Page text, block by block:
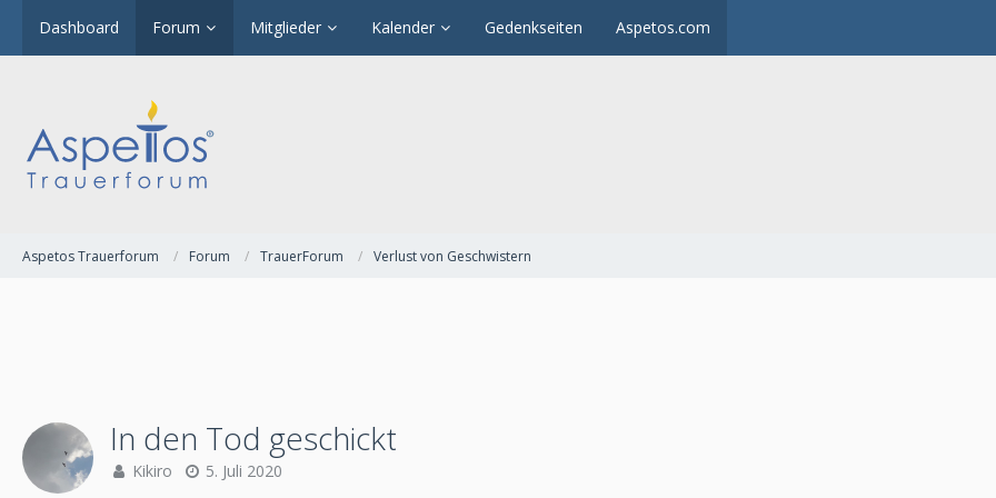
Dashboard Forum Mitglieder Kalender Gedenkseiten Aspetos.com
Aspetos Trauerforum Forum TrauerForum Verlust von Geschwistern
In den Tod geschickt
Kikiro 5. Juli 2020